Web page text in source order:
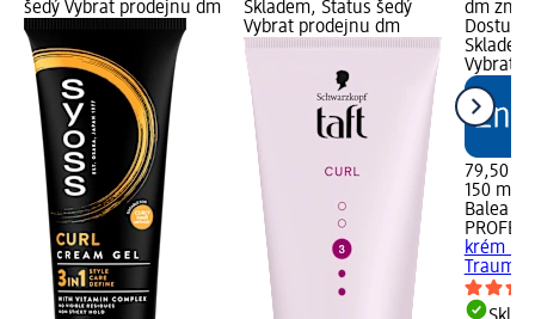
šedý Vybrat prodejnu dm
Skladem, Status šedý
Vybrat prodejnu dm
dm
Vybrat
79,50 Kč
150 ml
Balea
krém
Traum